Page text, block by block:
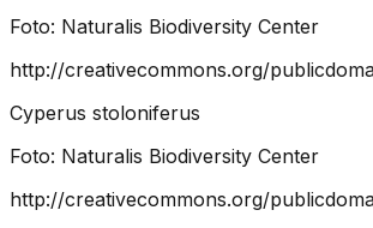
Foto: Naturalis Biodiversity Center
http://creativecommons.org/
Cyperus stoloniferus
Foto: Naturalis Biodiversity Center
http://creativecommons.org/